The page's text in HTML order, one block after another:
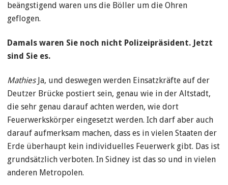
beängstigend waren uns die Böller um die Ohren
geflogen.
Damals waren Sie noch nicht Polizeipräsident. Jetzt
sind Sie es.
MathiesJa, und deswegen werden Einsatzkräfte auf der
Deutzer Brücke postiert sein, genau wie in der Altstadt,
die sehr genau darauf achten werden, wie dort
Feuerwerkskörper eingesetzt werden. Ich darf aber auch
darauf aufmerksam machen, dass es in vielen Staaten der
Erde überhaupt kein individuelles Feuerwerk gibt. Das ist
grundsätzlich verboten. In Sidney ist das so und in vielen
anderen Metropolen.